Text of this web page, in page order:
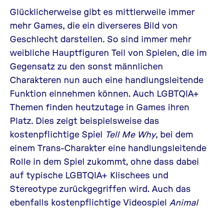
Glücklicherweise gibt es mittlerweile immer
mehr Games, die ein diverseres Bild von
Geschlecht darstellen. So sind immer mehr
weibliche Hauptfiguren Teil von Spielen, die im
Gegensatz zu den sonst männlichen
Charakteren nun auch eine handlungsleitende
Funktion einnehmen können. Auch LGBTQIA+
Themen finden heutzutage in Games ihren
Platz. Dies zeigt beispielsweise das
kostenpflichtige Spiel Tell Me Why, bei dem
einem Trans-Charakter eine handlungsleitende
Rolle in dem Spiel zukommt, ohne dass dabei
auf typische LGBTQIA+ Klischees und
Stereotype zurückgegriffen wird. Auch das
ebenfalls kostenpflichtige Videospiel Animal